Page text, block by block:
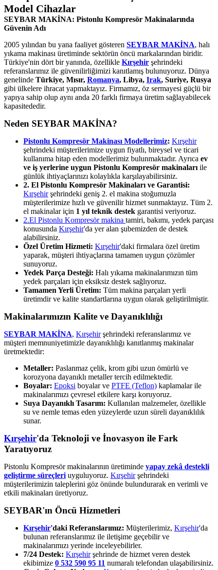
Model Cihazlar
SEYBAR MAKİNA: Pistonlu Kompresör Makinalarında
Güvenin Adı
2005 yılından bu yana faaliyet gösteren SEYBAR MAKİNA, halı
yıkama makinası üretiminde sektörün öncü markalarından biridir.
Türkiye'nin dört bir yanında, özellikle Kırşehir şehrindeki
referanslarımız ile güvenilirliğimizi kanıtlamış bulunuyoruz. Dünya
genelinde Türkiye, Mısır, Romanya, Libya, Irak, Suriye, Rusya
gibi ülkelere ihracat yapmaktayız. Firmamız, öz sermayesi güçlü bir
yapıya sahip olup aynı anda 20 farklı firmaya üretim sağlayabilecek
kapasitededir.
Neden SEYBAR MAKİNA?
Pistonlu Kompresör Makinası Modellerimiz: Kırşehir
şehrindeki müşterilerimize uygun fiyatlı, bireysel ve ticari
kullanıma hitap eden modellerimiz bulunmaktadır. Ayrıca ev
ve iş yerlerine uygun Pistonlu Kompresör makinaları ile
günlük ihtiyaçlarınızı kolaylıkla karşılayabilirsiniz.
2. El Pistonlu Kompresör Makinaları ve Garantisi:
Kırşehirşehrindeki geniş 2. el makina stoğumuzla
müşterilerimize hızlı ve güvenilir hizmet sunmaktayız. Tüm 2.
el makinalar için 1 yıl teknik destek garantisi veriyoruz.
2.El Pistonlu Kompresör makina tamiri, bakımı, yedek parçası
konusunda Kırşehir'da yer alan şubemizden de destek
alabilirsiniz.
Özel Üretim Hizmeti: Kırşehir'daki firmalara özel üretim
yaparak, müşteri ihtiyaçlarına tamamen uygun çözümler
sunuyoruz.
Yedek Parça Desteği: Halı yıkama makinalarımızın tüm
yedek parçaları için eksiksiz destek sağlıyoruz.
Tamamen Yerli Üretim: Tüm makina parçaları yerli
üretimdir ve kalite standartlarına uygun olarak geliştirilmiştir.
Makinalarımızın Kalite ve Dayanıklılığı
SEYBAR MAKİNA, Kırşehirşehrindeki referanslarımız ve
müşteri memnuniyetimizle dayanıklılığı kanıtlanmış makinalar
üretmektedir:
Metaller: Paslanmaz çelik, krom gibi uzun ömürlü ve
korozyona dayanıklı metaller tercih edilmektedir.
Boyalar: Epoksi boyalar ve PTFE (Teflon) kaplamalar ile
makinalarımızı çevresel etkilere karşı koruyoruz.
Suya Dayanıklı Tasarım: Kullanılan malzemeler, özellikle
su ve nemle temas eden yüzeylerde uzun süreli dayanıklılık
sunar.
Kırşehir'da Teknoloji ve İnovasyon ile Fark
Yaratıyoruz
Pistonlu Kompresör makinalarının üretiminde yapay zekâ destekli
geliştirme süreçleri uyguluyoruz. Kırşehirşehrindeki
müşterilerimizin taleplerini göz önünde bulundurarak en verimli ve
etkili makinaları üretiyoruz.
SEYBAR'ın Öncü Hizmetleri
Kırşehir'daki Referanslarımız: Müşterilerimiz, Kırşehir'da
bulunan referanslarımız ile iletişime geçebilir ve
makinalarımızı yerinde inceleyebilirler.
7/24 Destek: Kırşehirşehrinde de hizmet veren destek
ekibimize 0 532 590 95 11 numaralı telefondan ulaşabilirsiniz.